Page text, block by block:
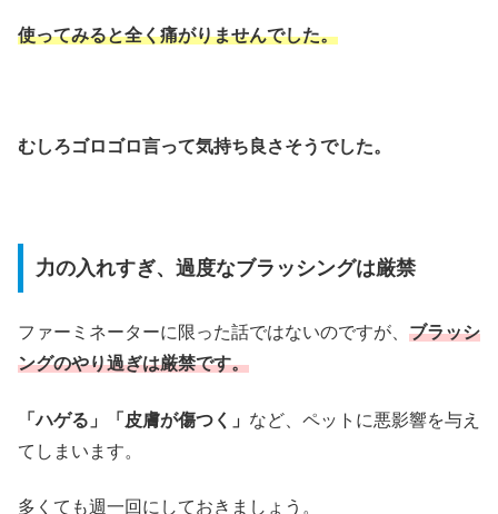
使ってみると全く痛がりませんでした。
むしろゴロゴロ言って気持ち良さそうでした。
力の入れすぎ、過度なブラッシングは厳禁
ファーミネーターに限った話ではないのですが、 ブラッシ
ングのやり過ぎは厳禁です。
「ハゲる」「皮膚が傷つく」 など、ペットに悪影響を与え
てしまいます。
多くても週一回にしておきましょう。